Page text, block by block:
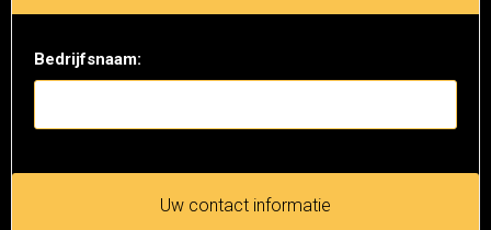
Bedrijfsnaam:
Uw contact informatie